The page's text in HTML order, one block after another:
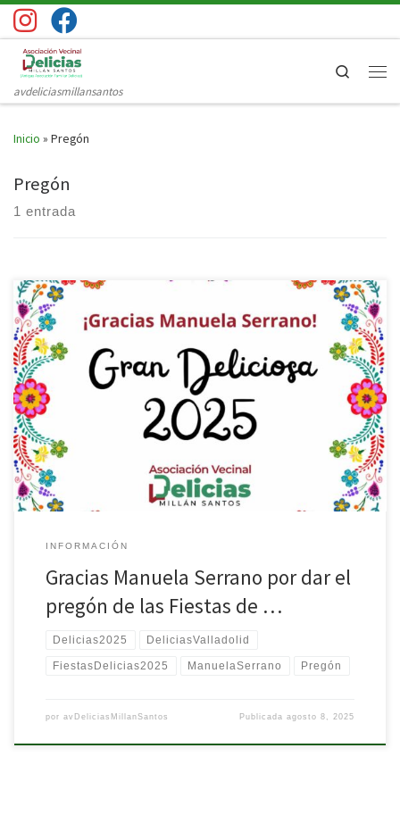
Saltar al contenido
avdeliciasmillansantos
Search
Inicio » Pregón
Pregón
1 entrada
Este año, nuestras fiestas comenzaron con una voz que es memoria,
lucha y cultura: Manuela Serrano, maestra, escritora, vecina
incansable y testigo de medio siglo de historia en nuestras calles.
Desde las aulas de los Institutos Delicias y Arca Real hasta las
asambleas vecinales, Manuela ha enseñado con palabras, con
ejemplo […]
INFORMACIÓN
Gracias Manuela Serrano por dar el
pregón de las Fiestas de …
Delicias2025 DeliciasValladolid
FiestasDelicias2025 ManuelaSerrano Pregón
por avDeliciasMillanSantos Publicadaagosto 8, 2025